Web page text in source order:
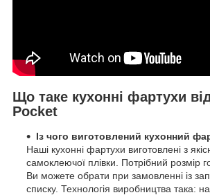
Що таке кухонні фартухи
Pocket
Із чого виготовлений кухонний
Наші кухонні фартухи виготовлені з
самоклеючої плівки. Потрібний розмір
Ви можете обрати при замовленні із
списку. Технологія виробництва така: